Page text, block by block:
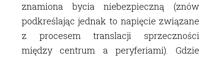
znamiona bycia niebezpieczną (znów
podkreślając jednak to napięcie związane
z procesem translacji sprzeczności
między centrum a peryferiami). Gdzie